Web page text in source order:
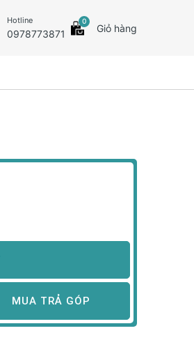
Hotline
0978773871
0
Giỏ hàng
MUA TRẢ GÓP